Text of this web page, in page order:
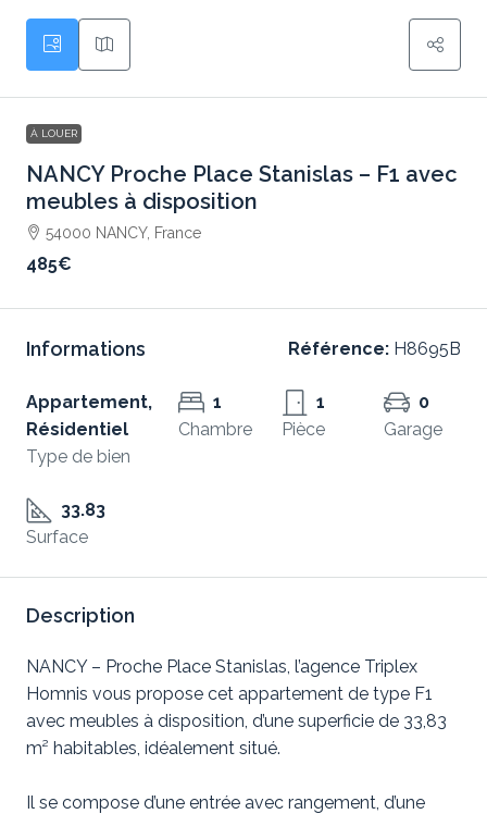
À LOUER
NANCY Proche Place Stanislas – F1 avec
meubles à disposition
54000 NANCY, France
485€
Informations Référence: H8695B
Appartement,
Résidentiel
Type de bien
1
Chambre
1
Pièce
0
Garage
33.83
Surface
Description
NANCY – Proche Place Stanislas, l’agence Triplex
Homnis vous propose cet appartement de type F1
avec meubles à disposition, d’une superficie de 33,83
m² habitables, idéalement situé.
Il se compose d’une entrée avec rangement, d’une